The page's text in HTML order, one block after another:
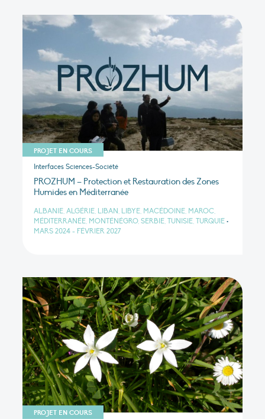
PROJET EN COURS
Interfaces Sciences-Société
PROZHUM – Protection et Restauration des Zones
Humides en Méditerranée
ALBANIE, ALGÉRIE, LIBAN, LIBYE, MACÉDOINE, MAROC,
MÉDITERRANÉE, MONTÉNÉGRO, SERBIE, TUNISIE, TURQUIE •
MARS 2024 - FÉVRIER 2027
PROJET EN COURS